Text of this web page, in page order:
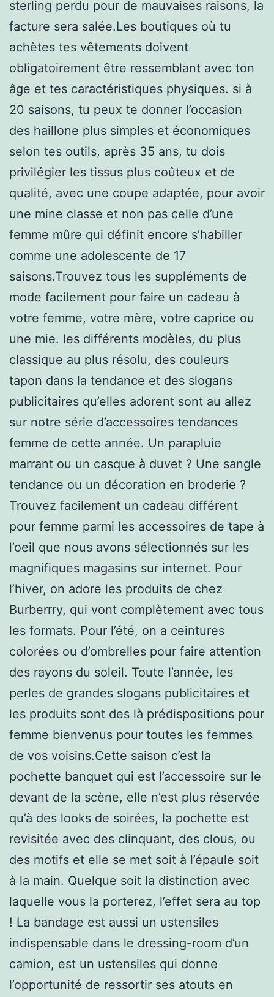
sterling perdu pour de mauvaises raisons, la
facture sera salée.Les boutiques où tu
achètes tes vêtements doivent
obligatoirement être ressemblant avec ton
âge et tes caractéristiques physiques. si à
20 saisons, tu peux te donner l’occasion
des haillone plus simples et économiques
selon tes outils, après 35 ans, tu dois
privilégier les tissus plus coûteux et de
qualité, avec une coupe adaptée, pour avoir
une mine classe et non pas celle d’une
femme mûre qui définit encore s’habiller
comme une adolescente de 17
saisons.Trouvez tous les suppléments de
mode facilement pour faire un cadeau à
votre femme, votre mère, votre caprice ou
une mie. les différents modèles, du plus
classique au plus résolu, des couleurs
tapon dans la tendance et des slogans
publicitaires qu’elles adorent sont au allez
sur notre série d’accessoires tendances
femme de cette année. Un parapluie
marrant ou un casque à duvet ? Une sangle
tendance ou un décoration en broderie ?
Trouvez facilement un cadeau différent
pour femme parmi les accessoires de tape à
l’oeil que nous avons sélectionnés sur les
magnifiques magasins sur internet. Pour
l’hiver, on adore les produits de chez
Burberrry, qui vont complètement avec tous
les formats. Pour l’été, on a ceintures
colorées ou d’ombrelles pour faire attention
des rayons du soleil. Toute l’année, les
perles de grandes slogans publicitaires et
les produits sont des là prédispositions pour
femme bienvenus pour toutes les femmes
de vos voisins.Cette saison c’est la
pochette banquet qui est l’accessoire sur le
devant de la scène, elle n’est plus réservée
qu’à des looks de soirées, la pochette est
revisitée avec des clinquant, des clous, ou
des motifs et elle se met soit à l’épaule soit
à la main. Quelque soit la distinction avec
laquelle vous la porterez, l’effet sera au top
! La bandage est aussi un ustensiles
indispensable dans le dressing-room d’un
camion, est un ustensiles qui donne
l’opportunité de ressortir ses atouts en